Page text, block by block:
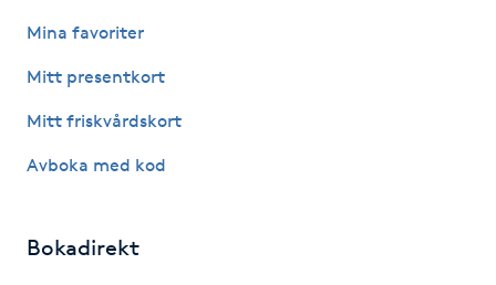
Hälsprickor
Idrottsmassage
IPL hårborttagning
Mina favoriter
Mitt presentkort
Mitt friskvårdskort
Avboka med kod
Bokadirekt